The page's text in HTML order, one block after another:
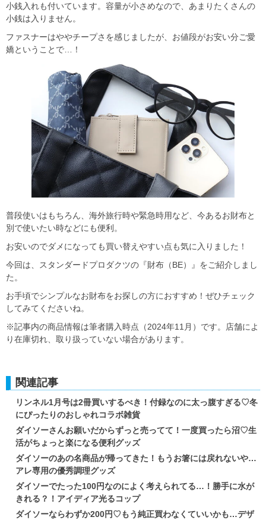
小銭入れも付いています。容量が小さめなので、あまりたくさんの
小銭は入りません。
ファスナーはややチープさを感じましたが、お値段がお安い分ご愛
嬌ということで…！
普段使いはもちろん、海外旅行時や緊急時用など、今あるお財布と
別で使いたい時などにも便利。
お安いのでダメになっても買い替えやすい点も気に入りました！
今回は、スタンダードプロダクツの『財布（BE）』をご紹介しまし
た。
お手頃でシンプルなお財布をお探しの方におすすめ！ぜひチェック
してみてくださいね。
※記事内の商品情報は筆者購入時点（2024年11月）です。店舗によ
り在庫切れ、取り扱っていない場合があります。
関連記事
リンネル1月号は2冊買いするべき！付録なのに太っ腹すぎる♡冬
にぴったりのおしゃれコラボ雑貨
ダイソーさんお願いだからずっと売ってて！一度買ったら沼♡生
活がちょっと楽になる便利グッズ
ダイソーのあの名商品が帰ってきた！もうお箸には戻れないや…
アレ専用の優秀調理グッズ
ダイソーでたった100円なのによく考えられてる…！勝手に水が
きれる？！アイディア光るコップ
ダイソーならわずか200円♡もう純正買わなくていいかも…デザ